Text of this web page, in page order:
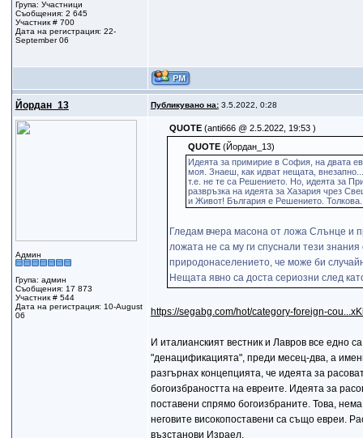
Група: Участници
Съобщения: 2 645
Участник # 700
Дата на регистрация: 22-
September 06
Йордан_13 Публикувано на:3.5.2022, 0:28
Админ
Група: админ
Съобщения: 17 873
Участник # 544
Дата на регистрация: 10-August
06
QUOTE (anti666 @ 2.5.2022, 19:53 )
QUOTE(Йордан_13)
Идеята за примирие в София, на двата
моя. Знаеш, как идват нещата,
т.е. не те са Решението. Но, идеята за
развръзка на идеята за Хазария чрез
и Живот! България е Решението. Толкова.
Гледам вчера масона от ложа Слънце и
ложата не са му ги спуснали тези
природонаселението, че може би
Нещата явно са доста сериозни след
https://segabg.com/hot/category-foreign-
И италианският вестник и Лавров все едно
"денацификацията", преди месец-два, а
разгърнах концепцията, че идеята за
богоизбраността на евреите. Идеята за
поставени спрямо богоизбраните. Това,
неговите високопоставени са също евреи.
възстанови Израел.